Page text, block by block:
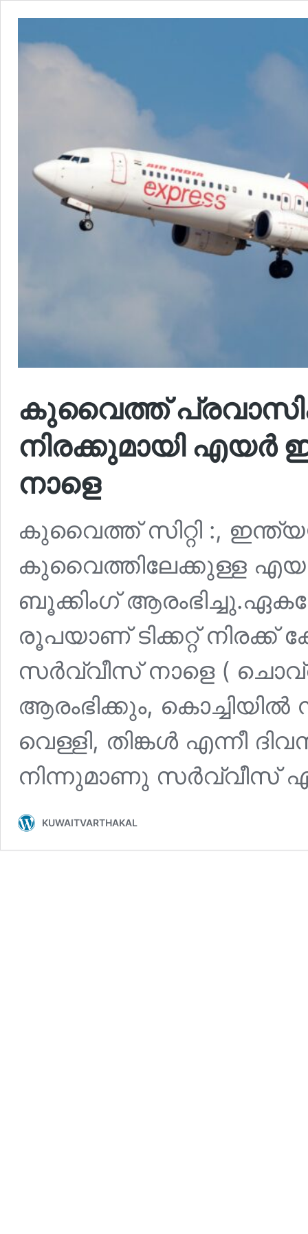
കുവൈത്ത്
നിരക്കുമായി എയർ
നാളെ
കുവൈത്ത്‌ സിറ്റി :,
കുവൈത്തിലേക്കുള്ള എയർ
ബൂക്കിംഗ്‌
രൂപയാണ് ടിക്കറ്റ്
സർവ്വീസ്‌ നാളെ (
ആരംഭിക്കും,
വെള്ളി, തിങ്കൾ എന്നീ
നിന്നുമാണു സർവ്വീസ്‌
KUWAITVARTHAKAL